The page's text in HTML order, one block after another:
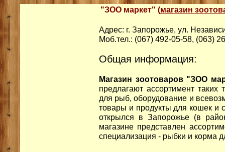
"ЗОО маркет" (магазин
Адрес: г. Запорожье, ул.
Моб.тел.: (067) 492-05-58, (063)
Общая информация:
Магазин зоотоваров "ЗОО
предлагают ассортимент
для рыб, оборудование и
товары и продукты для кошек и
открылся в Запорожье (в
магазине представлен
специализация - рыбки и корма